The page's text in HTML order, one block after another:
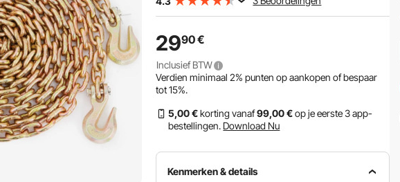
2990€
Inclusief BTW
Verdien minimaal2% punten op aankopen of bespaar
tot15%.
5,00 €korting vanaf99,00 €op je eerste 3 app-
bestellingen. Download Nu
Kenmerken & details